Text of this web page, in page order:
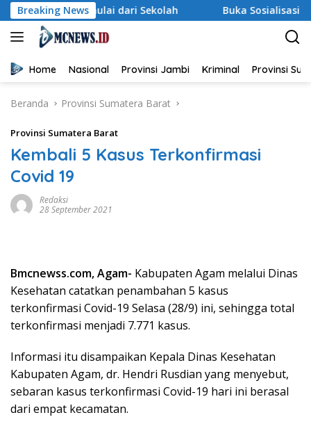
Langsung
ke
konten
Breaking News
dari Sekolah Buka Sosialisasi Akbar
Home Nasional Provinsi Jambi Kriminal Provinsi
Beranda Provinsi Sumatera Barat
Provinsi Sumatera Barat
Kembali 5 Kasus Terkonfirmasi
Covid 19
Redaksi
28 September 2021
Bmcnewss.com, Agam- Kabupaten Agam melalui Dinas
Kesehatan catatkan penambahan 5 kasus
terkonfirmasi Covid-19 Selasa (28/9) ini, sehingga total
terkonfirmasi menjadi 7.771 kasus.
Informasi itu disampaikan Kepala Dinas Kesehatan
Kabupaten Agam, dr. Hendri Rusdian yang menyebut,
sebaran kasus terkonfirmasi Covid-19 hari ini berasal
dari empat kecamatan.